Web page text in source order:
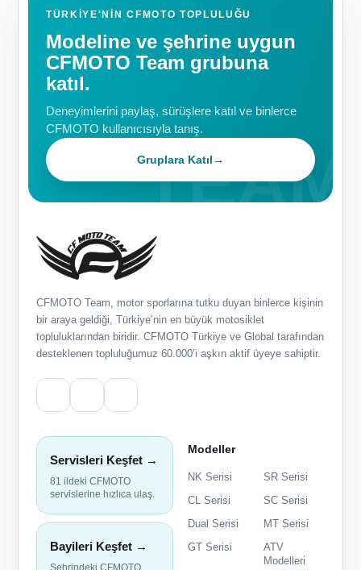
TÜRKIYE'NIN CFMOTO TOPLULUĞU
Modeline ve şehrine uygun
CFMOTO Team grubuna
katıl.
Deneyimlerini paylaş, sürüşlere katıl ve binlerce
CFMOTO kullanıcısıyla tanış.
Gruplara Katıl→
CFMOTO Team, motor sporlarına tutku duyan binlerce kişinin
bir araya geldiği, Türkiye’nin en büyük motosiklet
topluluklarından biridir. CFMOTO Türkiye ve Global tarafından
desteklenen topluluğumuz 60.000’i aşkın aktif üyeye sahiptir.
Servisleri Keşfet →
81 ildeki CFMOTO
servislerine hızlıca ulaş.
Bayileri Keşfet →
Modeller
NK Serisi
SR Serisi
CL Serisi
SC Serisi
Dual Serisi
MT Serisi
GT Serisi
ATV
Modelleri